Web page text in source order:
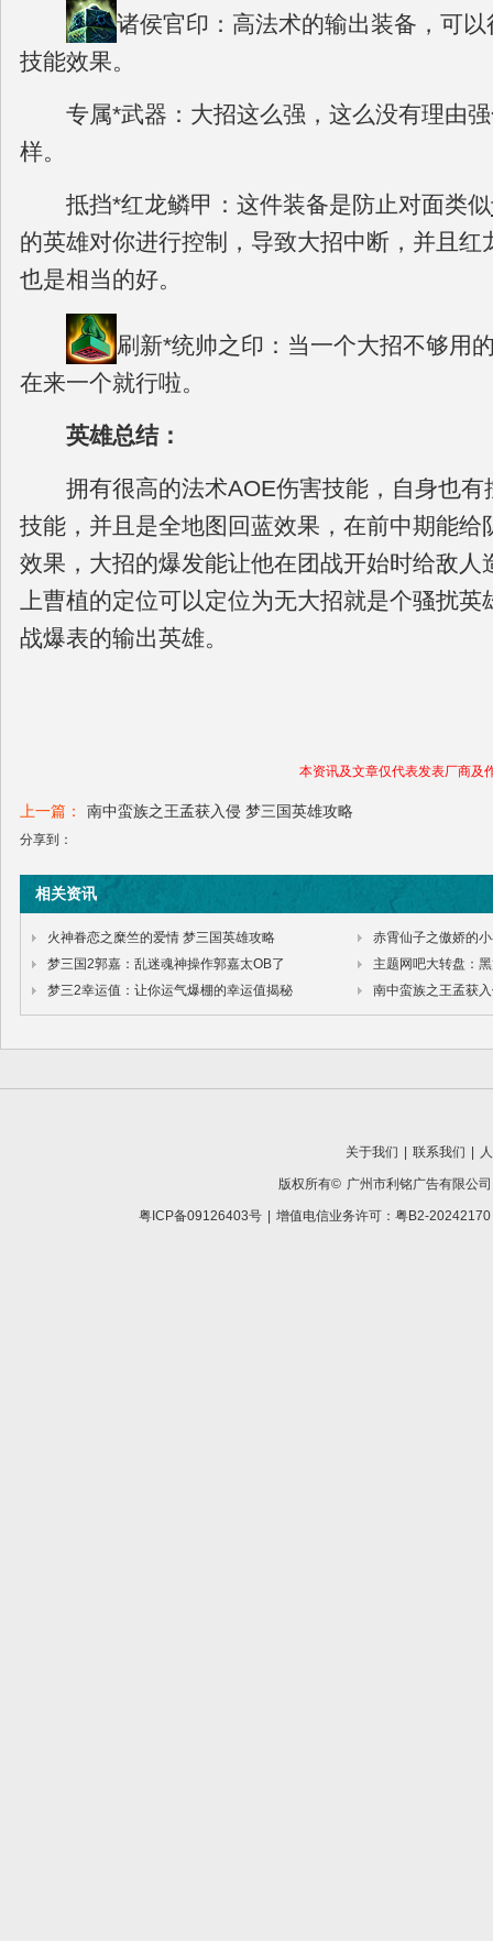
诸侯官印：高法术的输出装备，可
技能效果。
专属*武器：大招这么强，这么没有理由
样。
抵挡*红龙鳞甲：这件装备是防止对面类似
的英雄对你进行控制，导致大招中断，并且红
也是相当的好。
刷新*统帅之印：当一个大招不够用
在来一个就行啦。
英雄总结：
拥有很高的法术AOE伤害技能，自身也有
技能，并且是全地图回蓝效果，在前中期能给
效果，大招的爆发能让他在团战开始时给敌人
上曹植的定位可以定位为无大招就是个骚扰英
战爆表的输出英雄。
本资讯及文章仅代表发表厂商及
上一篇： 南中蛮族之王孟获入侵 梦三国英雄攻略
分享到：
相关资讯
火神眷恋之糜竺的爱情 梦三国英雄攻略
赤霄仙子之傲娇的
梦三国2郭嘉：乱迷魂神操作郭嘉太OB了
主题网吧大转盘：
梦三2幸运值：让你运气爆棚的幸运值揭秘
南中蛮族之王孟获
关于我们 联系我们
版权所有© 广州市利铭广告有限公司
粤ICP备09126403号 增值电信业务许可：粤B2-20242170